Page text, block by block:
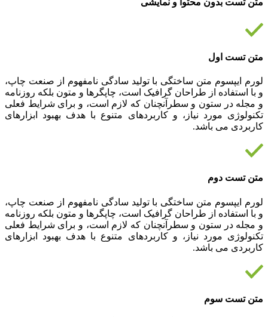
متن تست بدون محتوا و نمایشی
متن تست اول
لورم ایپسوم متن ساختگی با تولید سادگی نامفهوم از صنعت چاپ،
و با استفاده از طراحان گرافیک است، چاپگرها و متون بلکه روزنامه
و مجله در ستون و سطرآنچنان که لازم است، و برای شرایط فعلی
تکنولوژی مورد نیاز، و کاربردهای متنوع با هدف بهبود ابزارهای
کاربردی می باشد.
متن تست دوم
لورم ایپسوم متن ساختگی با تولید سادگی نامفهوم از صنعت چاپ،
و با استفاده از طراحان گرافیک است، چاپگرها و متون بلکه روزنامه
و مجله در ستون و سطرآنچنان که لازم است، و برای شرایط فعلی
تکنولوژی مورد نیاز، و کاربردهای متنوع با هدف بهبود ابزارهای
کاربردی می باشد.
متن تست سوم